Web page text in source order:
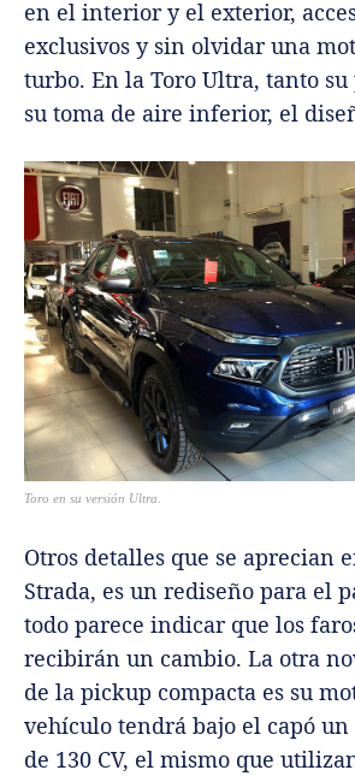
en el interior y el exterior,
exclusivos y sin olvidar una
turbo. En la Toro Ultra, tanto
su toma de aire inferior, el
Toro en su versión Ultra.
Otros detalles que se aprecian
Strada, es un rediseño para el
todo parece indicar que los
recibirán un cambio. La otra
de la pickup compacta es su
vehículo tendrá bajo el capó
de 130 CV, el mismo que